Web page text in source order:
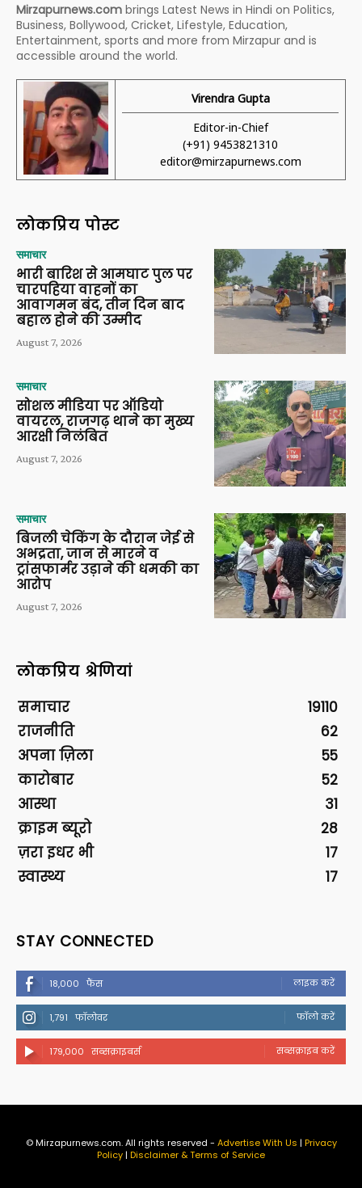
Mirzapurnews.com brings Latest News in Hindi on Politics,
Business, Bollywood, Cricket, Lifestyle, Education,
Entertainment, sports and more from Mirzapur and is
accessible around the world.
Virendra Gupta
Editor-in-Chief
(+91) 9453821310
editor@mirzapurnews.com
लोकप्रिय पोस्ट
समाचार
भारी बारिश से आमघाट पुल पर
चारपहिया वाहनों का
आवागमन बंद, तीन दिन बाद
बहाल होने की उम्मीद
August 7, 2026
समाचार
सोशल मीडिया पर ऑडियो
वायरल, राजगढ़ थाने का मुख्य
आरक्षी निलंबित
August 7, 2026
समाचार
बिजली चेकिंग के दौरान जेई से
अभद्रता, जान से मारने व
ट्रांसफार्मर उड़ाने की धमकी का
आरोप
August 7, 2026
लोकप्रिय श्रेणियां
समाचार
19110
राजनीति
62
अपना ज़िला
55
कारोबार
52
आस्था
31
क्राइम ब्यूरो
28
ज़रा इधर भी
17
स्वास्थ्य
17
STAY CONNECTED
18,000 फैंस लाइक करें
1,791 फॉलोवर फॉलो करें
179,000 सब्सक्राइबर्स सब्सक्राइब करें
© Mirzapurnews.com. All rights reserved - Advertise With Us | Privacy
Policy| Disclaimer & Terms of Service